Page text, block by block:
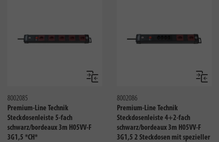
Vergleichen
8002085
Premium-Line Technik
Steckdosenleiste 5-fach
schwarz/bordeaux 3m H05VV-F
3G1,5 *CH*
8002086
Premium-Line Technik
Steckdosenleiste 4+2-fach
schwarz/bordeaux 3m H05VV-F
3G1,5 2 Steckdosen mit spezieller